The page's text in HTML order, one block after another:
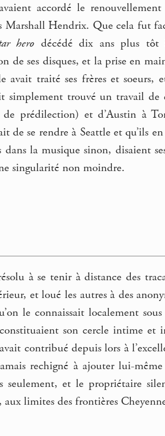
accordé le
Marshall Hendrix. Que cela fut
hero décédé dix ans plus tôt
de ses disques, et la prise en
traité ses frères et soeurs,
trouvé un travail de
prédilection) et d’Austin à
de se rendre à Seattle et qu’ils
la musique sinon, disaient
singularité non moindre.
à se tenir à distance des
et loué les autres à des
le connaissait localement
son cercle intime
contribué depuis lors à
rechigné à ajouter lui-
seulement, et le propriétaire
limites des frontières